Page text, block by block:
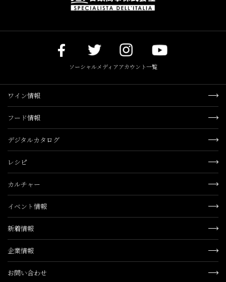
ソーシャルメディアアカウント一覧
ワイン情報
フード情報
デジタルカタログ
レシピ
カルチャー
イベント情報
新着情報
企業情報
お問い合わせ